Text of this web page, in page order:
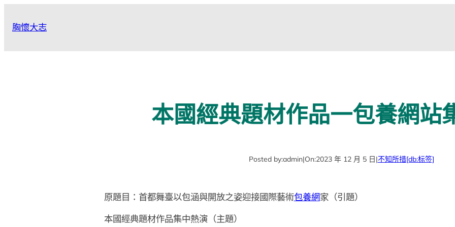
胸懷大志
本國經典題材作品一包養網站
Posted by:admin|On:2023 年 12 月 5 日|不知所措[db:标签]
原題目：首都舞臺以包涵與開放之姿迎接國際藝術包養網家（引題）
本國經典題材作品集中熱演（主題）